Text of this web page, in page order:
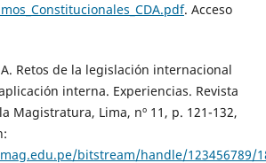
. Acceso
A. Retos de la legislación internacional
interna. Experiencias. Revista
Magistratura, Lima, nº 11, p. 121-132,
bitstream/handle/123456789/